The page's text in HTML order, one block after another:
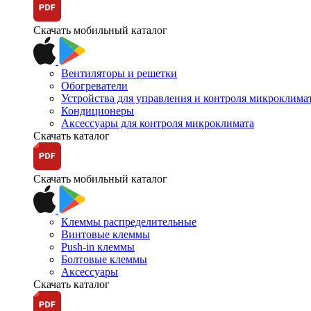
Скачать мобильный каталог
Вентиляторы и решетки
Обогреватели
Устройства для управления и контроля
Кондиционеры
Аксессуары для контроля микроклимата
Скачать каталог
Скачать мобильный каталог
Клеммы распределительные
Винтовые клеммы
Push-in клеммы
Болтовые клеммы
Аксессуары
Скачать каталог